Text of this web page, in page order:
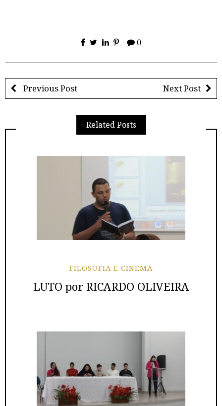
0
Previous Post Next Post
Related Posts
FILOSOFIA E CINEMA
LUTO por RICARDO OLIVEIRA